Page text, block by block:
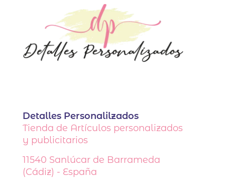
Detalles Personalilzados
Tienda de Artículos personalizados
y publicitarios
11540 Sanlúcar de Barrameda
(Cádiz) - España